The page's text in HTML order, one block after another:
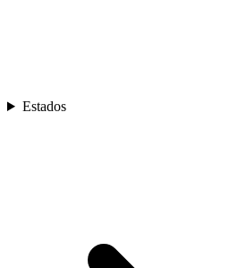
Estados